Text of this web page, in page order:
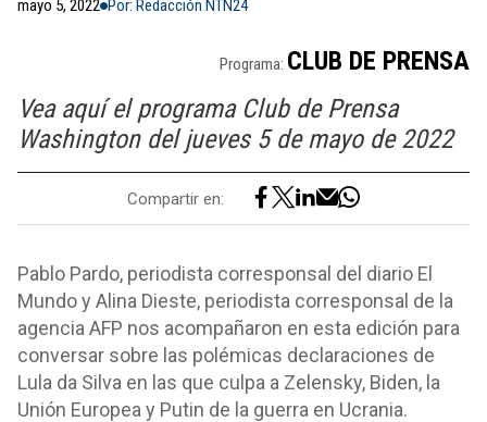
mayo 5, 2022 Por: Redacción NTN24
Programa: CLUB DE PRENSA
Vea aquí el programa Club de Prensa
Washington del jueves 5 de mayo de 2022
Compartir en:
Pablo Pardo, periodista corresponsal del diario El
Mundo y Alina Dieste, periodista corresponsal de la
agencia AFP nos acompañaron en esta edición para
conversar sobre las polémicas declaraciones de
Lula da Silva en las que culpa a Zelensky, Biden, la
Unión Europea y Putin de la guerra en Ucrania.